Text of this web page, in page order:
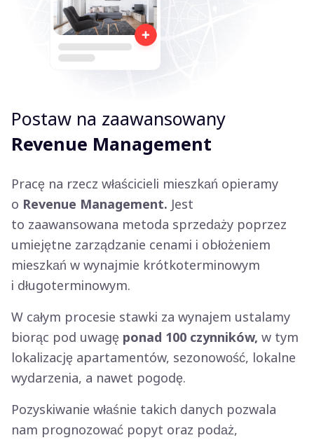
Postaw na zaawansowany
Revenue Management
Pracę na rzecz właścicieli mieszkań opieramy
o Revenue Management. Jest
to zaawansowana metoda sprzedaży poprzez
umiejętne zarządzanie cenami i obłożeniem
mieszkań w wynajmie krótkoterminowym
i długoterminowym.
W całym procesie stawki za wynajem ustalamy
biorąc pod uwagę ponad 100 czynników, w tym
lokalizację apartamentów, sezonowość, lokalne
wydarzenia, a nawet pogodę.
Pozyskiwanie właśnie takich danych pozwala
nam prognozować popyt oraz podaż,